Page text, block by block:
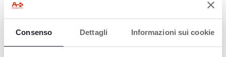
Consenso Dettagli Informazioni sui cookie